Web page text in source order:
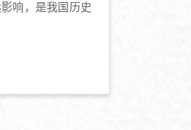
响，是我国历史